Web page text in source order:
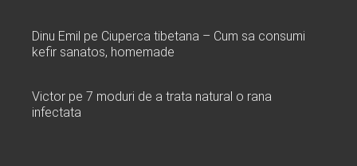
Dinu Emil pe Ciuperca tibetana – Cum sa consumi
kefir sanatos, homemade
Victor pe 7 moduri de a trata natural o rana
infectata